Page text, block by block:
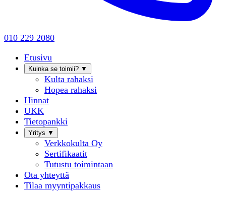
010 229 2080
Etusivu
Kuinka se toimii? ▼
Kulta rahaksi
Hopea rahaksi
Hinnat
UKK
Tietopankki
Yritys ▼
Verkkokulta Oy
Sertifikaatit
Tutustu toimintaan
Ota yhteyttä
Tilaa myyntipakkaus